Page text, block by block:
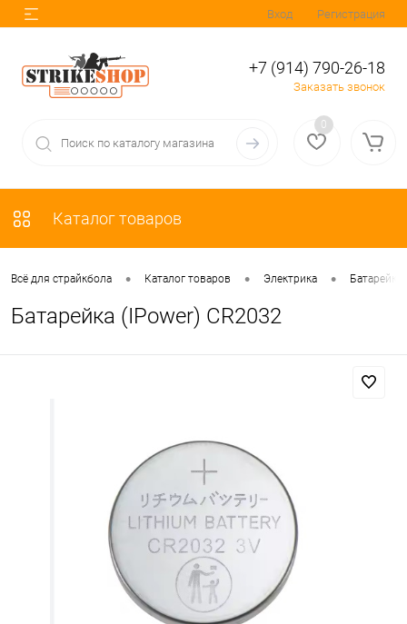
Вход Регистрация
+7 (914) 790-26-18
Заказать звонок
0
Каталог товаров
Всё для страйкбола • Каталог товаров • Электрика • Батарейки
Батарейка (IPower) CR2032